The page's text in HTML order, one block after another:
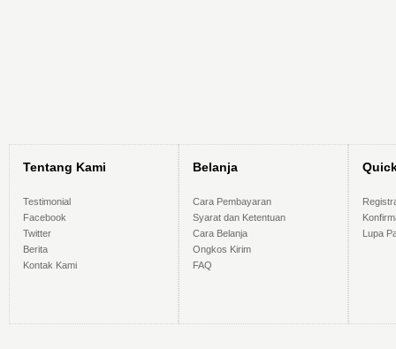
Tentang Kami
Testimonial
Facebook
Twitter
Berita
Kontak Kami
Belanja
Cara Pembayaran
Syarat dan Ketentuan
Cara Belanja
Ongkos Kirim
FAQ
Lupa